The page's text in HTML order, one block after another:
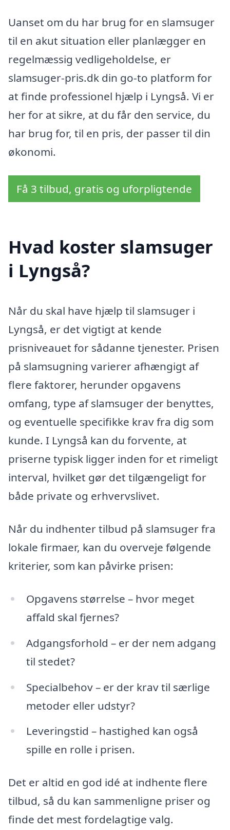
Uanset om du har brug for en slamsuger
til en akut situation eller planlægger en
regelmæssig vedligeholdelse, er
slamsuger-pris.dk din go-to platform for
at finde professionel hjælp i Lyngså. Vi er
her for at sikre, at du får den service, du
har brug for, til en pris, der passer til din
økonomi.
Få 3 tilbud, gratis og uforpligtende
Hvad koster slamsuger
i Lyngså?
Når du skal have hjælp til slamsuger i
Lyngså, er det vigtigt at kende
prisniveauet for sådanne tjenester. Prisen
på slamsugning varierer afhængigt af
flere faktorer, herunder opgavens
omfang, type af slamsuger der benyttes,
og eventuelle specifikke krav fra dig som
kunde. I Lyngså kan du forvente, at
priserne typisk ligger inden for et rimeligt
interval, hvilket gør det tilgængeligt for
både private og erhvervslivet.
Når du indhenter tilbud på slamsuger fra
lokale firmaer, kan du overveje følgende
kriterier, som kan påvirke prisen:
Opgavens størrelse – hvor meget
affald skal fjernes?
Adgangsforhold – er der nem adgang
til stedet?
Specialbehov – er der krav til særlige
metoder eller udstyr?
Leveringstid – hastighed kan også
spille en rolle i prisen.
Det er altid en god idé at indhente flere
tilbud, så du kan sammenligne priser og
finde det mest fordelagtige valg.